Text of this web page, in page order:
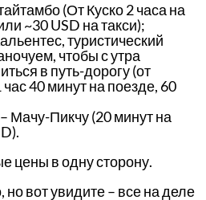
(От Куско 2 часа на
~30 USD на такси);
туристический
чтобы с утра
в путь-дорогу (от
40 минут на поезде, 60
Мачу-Пикчу (20 минут на
цены в одну сторону.
вот увидите – все на деле